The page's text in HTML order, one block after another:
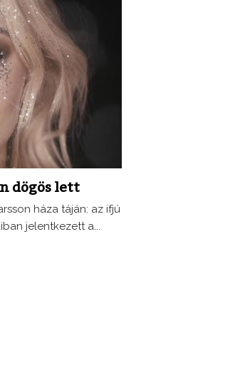
dögös lett
háza táján: az ifjú
jelentkezett a...